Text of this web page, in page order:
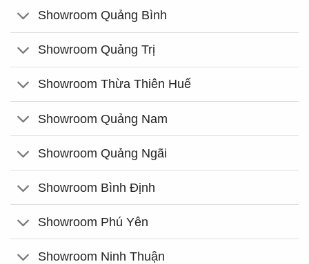
Showroom Quảng Bình
Showroom Quảng Trị
Showroom Thừa Thiên Huế
Showroom Quảng Nam
Showroom Quảng Ngãi
Showroom Bình Định
Showroom Phú Yên
Showroom Ninh Thuận